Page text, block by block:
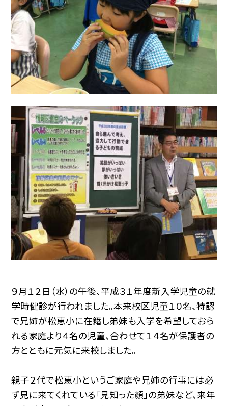
９月１２日（水）の午後、平成３１年度新入学児童の就
学時健診が行われました。本来校区児童１０名、特認
で兄姉が松恵小に在籍し弟妹も入学を希望しておら
れる家庭より４名の児童、合わせて１４名が保護者の
方とともに元気に来校しました。
親子２代で松恵小というご家庭や兄姉の行事には必
ず見に来てくれている「見知った顔」の弟妹など、来年